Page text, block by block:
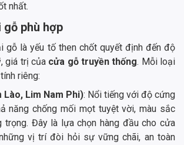
nhất.
gỗ phù hợp
gỗ là yếu tố then chốt quyết định đến độ
giá trị của cửa gỗ truyền thống. Mỗi loại
riêng:
Lào, Lim Nam Phi): Nổi tiếng với độ cứng
năng chống mối mọt tuyệt vời, màu sắc
trọng. Đây là lựa chọn hàng đầu cho cửa
vị trí đòi hỏi sự vững chãi, an toàn